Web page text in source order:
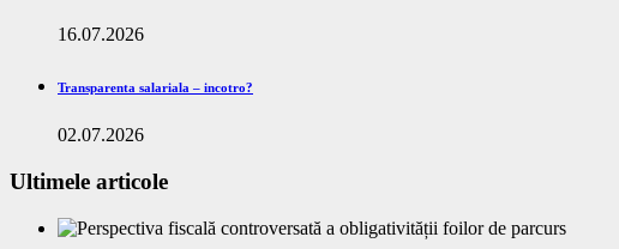
16.07.2026
Transparenta salariala – incotro?
02.07.2026
Ultimele articole